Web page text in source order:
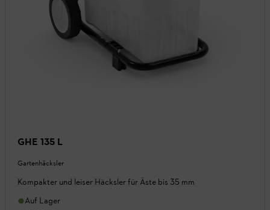
GHE 135 L
Gartenhäcksler
Kompakter und leiser Häcksler für Äste bis 35 mm
Auf Lager